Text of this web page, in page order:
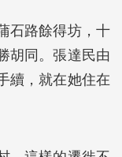
石路餘得坊，十
胡同。張達民由
續，就在她住在